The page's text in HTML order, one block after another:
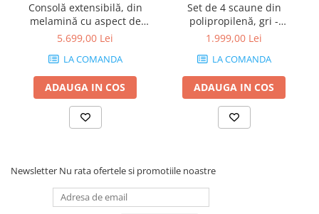
Consolă extensibilă, din
melamină cu aspect de
frasin alb - ANGELICA
5.699,00 Lei
LA COMANDA
ADAUGA IN COS
Set de 4 scaune din
polipropilenă, gri -
AMANDA
1.999,00 Lei
LA COMANDA
ADAUGA IN COS
Newsletter Nu rata ofertele si promotiile noastre